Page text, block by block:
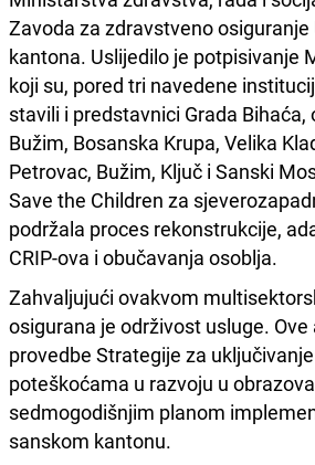
Zavoda za zdravstveno osiguranje
kantona. Uslijedilo je potpisivanje
koji su, pored tri navedene
stavili i predstavnici Grada Bihaća,
Bužim, Bosanska Krupa, Velika
Petrovac, Bužim, Ključ i Sanski
Save the Children za
podržala proces rekonstrukcije,
CRIP-ova i obučavanja osoblja.
Zahvaljujući ovakvom
osigurana je održivost usluge.
provedbe Strategije za
poteškoćama u razvoju u
sedmogodišnjim planom
sanskom kantonu.